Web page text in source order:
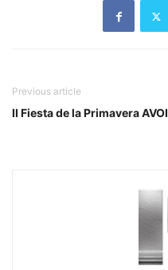
Previous article
II Fiesta de la Primavera AVOI